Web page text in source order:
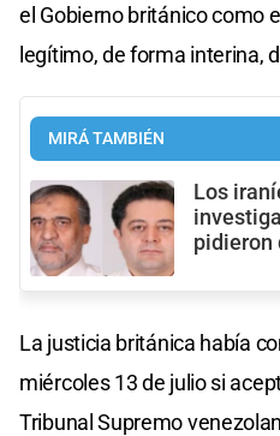
el Gobierno británico como
legítimo, de forma interina,
MIRÁ TAMBIÉN
Los
pidieron
La justicia británica había
miércoles 13 de julio si
Tribunal Supremo